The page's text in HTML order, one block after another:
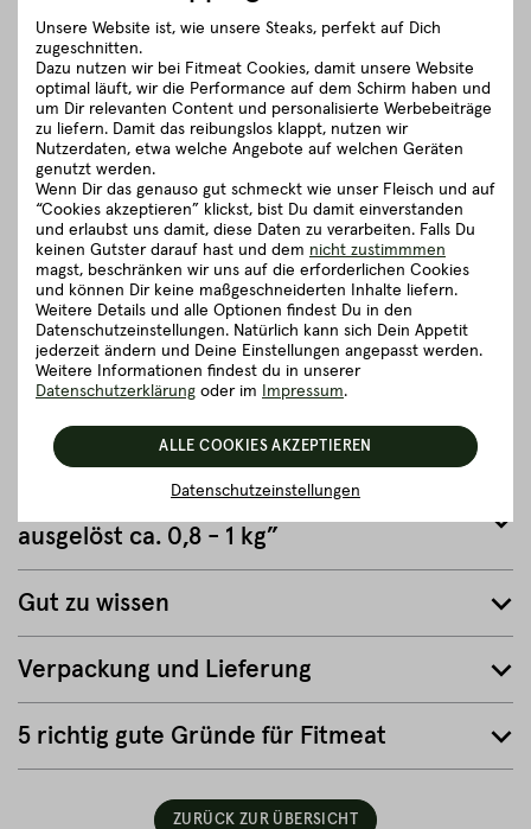
eine hohe Fleischqualität und feine Textur sichert.
Was unser Wild von anderen unterscheidet?
Nach erfolgreicher Jagd, wird das Wild zu einem ausgewählten
Metzer gebracht und dort nochmals veterinärmedizinisch
begutachtet, bevor das Fleisch gereift wird.
Jäger und Fleischer arbeiten bei uns Hand in Hand, um die
bestmögliche Wild-Qualität garantieren zu können. Dazu zählt
unter anderem ein exakter Schuss, eine nahe Kühlkammer und
die fachgerechte und einwandfreie Verarbeitung des
Wildbrets.
schließen
Zubereitungsempfehlung
Herkunft und Haltung
Details zum Artikel ”Hirschrücken
ausgelöst ca. 0,8 - 1 kg”
Gut zu wissen
Verpackung und Lieferung
5 richtig gute Gründe für Fitmeat
ZURÜCK ZUR ÜBERSICHT
Unsere Website ist, wie unsere Steaks, perfekt auf Dich
zugeschnitten.
Dazu nutzen wir bei Fitmeat Cookies, damit unsere Website
optimal läuft, wir die Performance auf dem Schirm haben und
um Dir relevanten Content und personalisierte Werbebeiträge
zu liefern. Damit das reibungslos klappt, nutzen wir
Nutzerdaten, etwa welche Angebote auf welchen Geräten
genutzt werden.
Wenn Dir das genauso gut schmeckt wie unser Fleisch und auf
“Cookies akzeptieren” klickst, bist Du damit einverstanden
und erlaubst uns damit, diese Daten zu verarbeiten. Falls Du
keinen Gutster darauf hast und dem nicht zustimmmen
magst, beschränken wir uns auf die erforderlichen Cookies
und können Dir keine maßgeschneiderten Inhalte liefern.
Weitere Details und alle Optionen findest Du in den
Datenschutzeinstellungen. Natürlich kann sich Dein Appetit
jederzeit ändern und Deine Einstellungen angepasst werden.
Weitere Informationen findest du in unserer
Datenschutzerklärung oder im Impressum.
Datenschutzeinstellungen
ALLE COOKIES AKZEPTIEREN